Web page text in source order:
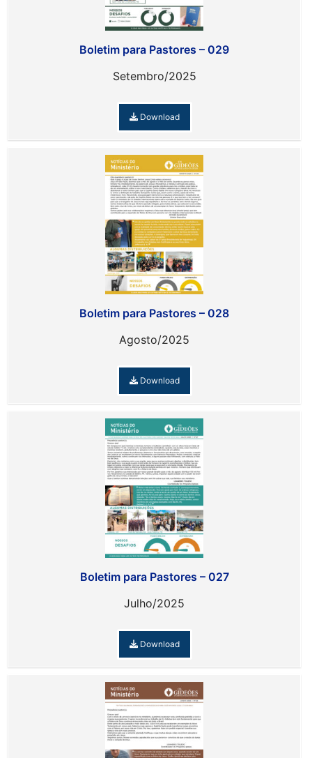
Boletim para Pastores – 029
Setembro/2025
Download
Boletim para Pastores – 028
Agosto/2025
Download
Boletim para Pastores – 027
Julho/2025
Download